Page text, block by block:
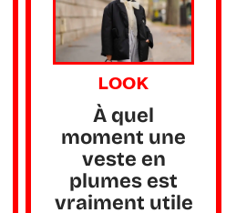
LOOK
À quel
moment une
veste en
plumes est
vraiment utile